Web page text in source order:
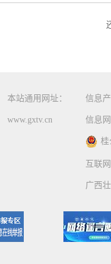
本站通用网址：
www.gxtv.cn
信息
信息
桂
互联
广西